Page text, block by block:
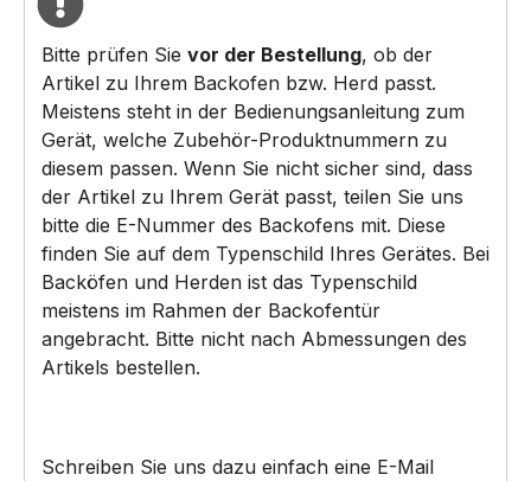
Bitte prüfen Sie vor der Bestellung, ob der
Artikel zu Ihrem Backofen bzw. Herd passt.
Meistens steht in der Bedienungsanleitung zum
Gerät, welche Zubehör-Produktnummern zu
diesem passen. Wenn Sie nicht sicher sind, dass
der Artikel zu Ihrem Gerät passt, teilen Sie uns
bitte die E-Nummer des Backofens mit. Diese
finden Sie auf dem Typenschild Ihres Gerätes. Bei
Backöfen und Herden ist das Typenschild
meistens im Rahmen der Backofentür
angebracht. Bitte nicht nach Abmessungen des
Artikels bestellen.
Schreiben Sie uns dazu einfach eine E-Mail